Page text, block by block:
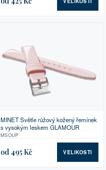
MINET Světle růžový kožený řemínek
s vysokým leskem GLAMOUR
MSOUP
od 495 Kč VELIKOSTI